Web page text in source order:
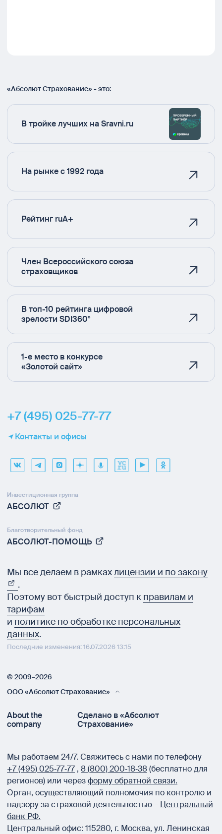
«Абсолют Страхование» - это:
В тройке лучших на Sravni.ru
На рынке с 1992 года
Рейтинг ruA+
Член Всероссийского союза
страховщиков
В топ-10 рейтинга цифровой
зрелости SDI360°
1-е место в конкурсе
«Золотой сайт»
+7 (495) 025-77-77
Контакты и офисы
Инвестиционная группа
АБСОЛЮТ
Благотворительный фонд
АБСОЛЮТ-ПОМОЩЬ
Мы все делаем в рамкахлицензии и по закону
.
Поэтому вот быстрый доступ к правилам и
тарифам
и политике по обработке персональных
данных.
Последние изменения: 16.07.2026 13:15
© 2009–2026
ООО «Абсолют Страхование»
About the
company
Сделано в «Абсолют
Страхование»
Мы работаем 24/7. Свяжитесь с нами по телефону
+7 (495) 025‑77‑77 , 8 (800) 200‑18‑38(бесплатно для
регионов) или черезформу обратной связи.
Орган, осуществляющий полномочия по контролю и
надзору за страховой деятельностью – Центральный
банк РФ.
Центральный офис: 115280, г. Москва, ул. Ленинская